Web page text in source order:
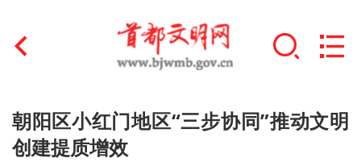
首页
文明创建
朝阳区小红门地区“三步协同”推动文明
创建提质增效